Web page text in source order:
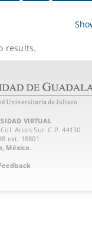
results.
VIRTUAL
Arcos Sur. C.P. 44130
Tel: +52 (33) 3268 8888‏ ext. 18801
México.